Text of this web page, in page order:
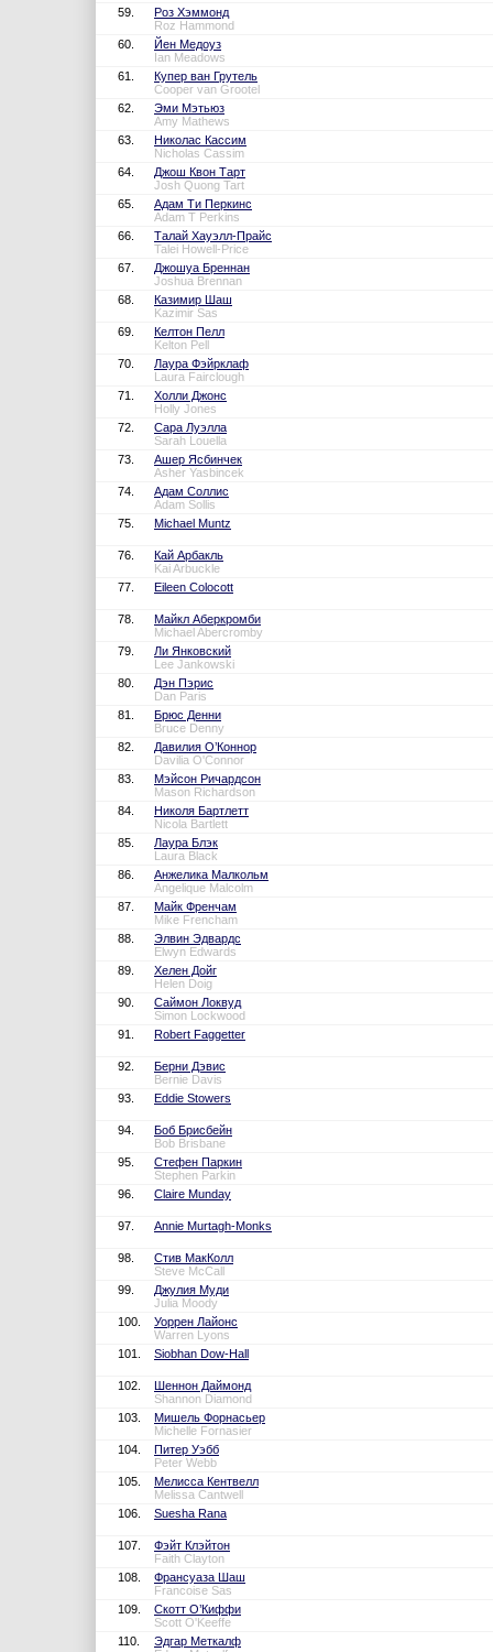
59.
Роз Хэммонд
Roz Hammond
60.
Йен Медоуз
Ian Meadows
61.
Купер ван Грутель
Cooper van Grootel
62.
Эми Мэтьюз
Amy Mathews
63.
Николас Кассим
Nicholas Cassim
64.
Джош Квон Тарт
Josh Quong Tart
65.
Адам Ти Перкинс
Adam T Perkins
66.
Талай Хауэлл-Прайс
Talei Howell-Price
67.
Джошуа Бреннан
Joshua Brennan
68.
Казимир Шаш
Kazimir Sas
69.
Келтон Пелл
Kelton Pell
70.
Лаура Фэйрклаф
Laura Fairclough
71.
Холли Джонс
Holly Jones
72.
Сара Луэлла
Sarah Louella
73.
Ашер Ясбинчек
Asher Yasbincek
74.
Адам Соллис
Adam Sollis
75.
Michael Muntz
76.
Кай Арбакль
Kai Arbuckle
77.
Eileen Colocott
78.
Майкл Аберкромби
Michael Abercromby
79.
Ли Янковский
Lee Jankowski
80.
Дэн Пэрис
Dan Paris
81.
Брюс Денни
Bruce Denny
82.
Давилия О’Коннор
Davilia O'Connor
83.
Мэйсон Ричардсон
Mason Richardson
84.
Николя Бартлетт
Nicola Bartlett
85.
Лаура Блэк
Laura Black
86.
Анжелика Малкольм
Angelique Malcolm
87.
Майк Френчам
Mike Frencham
88.
Элвин Эдвардс
Elwyn Edwards
89.
Хелен Дойг
Helen Doig
90.
Саймон Локвуд
Simon Lockwood
91.
Robert Faggetter
92.
Берни Дэвис
Bernie Davis
93.
Eddie Stowers
94.
Боб Брисбейн
Bob Brisbane
95.
Стефен Паркин
Stephen Parkin
96.
Claire Munday
97. Annie Murtagh-Monks
98.
Стив МакКолл
Steve McCall
99.
Джулия Муди
Julia Moody
100.
Уоррен Лайонс
Warren Lyons
101.
Siobhan Dow-Hall
102.
Шеннон Даймонд
Shannon Diamond
103.
Мишель Форнасьер
Michelle Fornasier
104.
Питер Уэбб
Peter Webb
105.
Мелисса Кентвелл
Melissa Cantwell
106.
Suesha Rana
107.
Фэйт Клэйтон
Faith Clayton
108.
Франсуаза Шаш
Francoise Sas
109.
Скотт О’Киффи
Scott O'Keeffe
110.
Эдгар Меткалф